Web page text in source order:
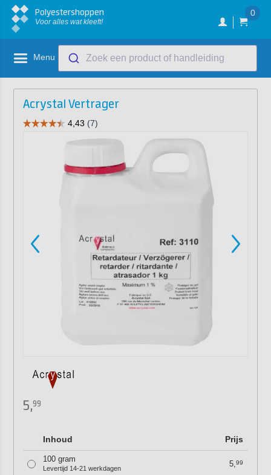
Polyestershoppen
Voor alles wat kleeft!
0
Menu Zoek een product of handleiding
Acrystal Vertrager
5,99
Inhoud Prijs
100 gram
Levertijd 14-21 werkdagen 5,99